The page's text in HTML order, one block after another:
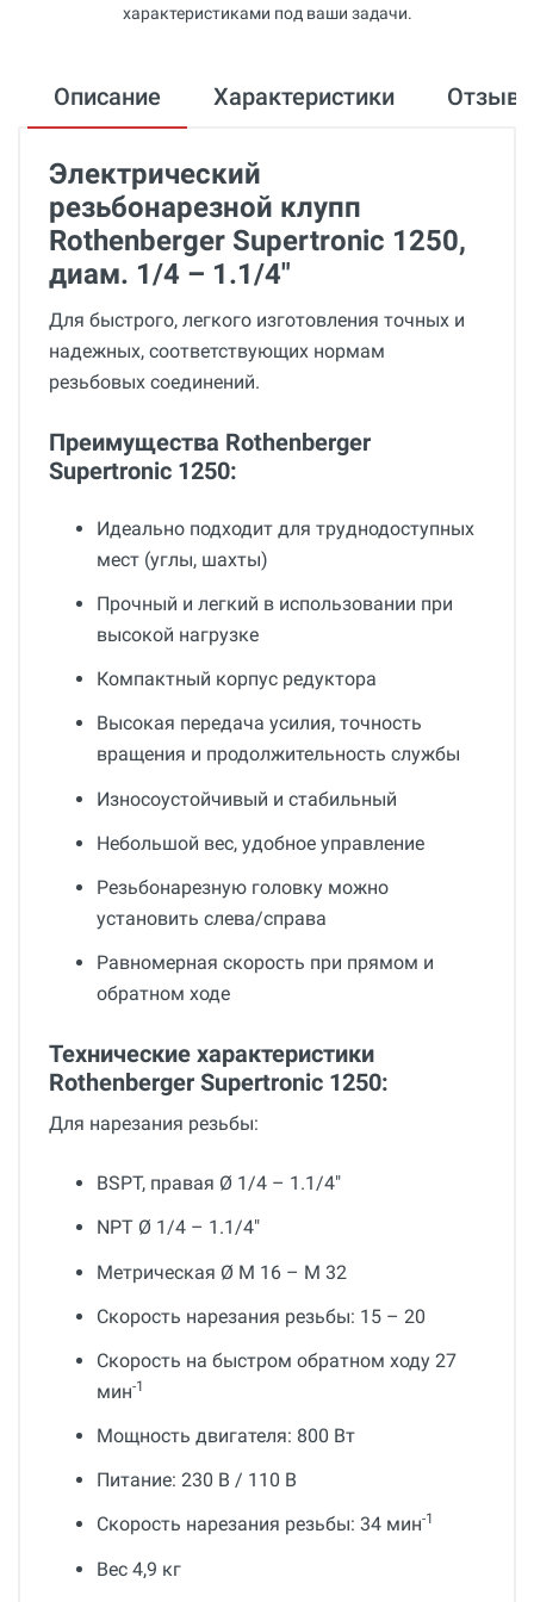
характеристиками под ваши задачи.
Описание Характеристики
Электрический
резьбонарезной клупп
Rothenberger Supertronic 1250,
диам. 1/4 – 1.1/4"
Для быстрого, легкого изготовления точных и
надежных, соответствующих нормам
резьбовых соединений.
Преимущества Rothenberger
Supertronic 1250:
Идеально подходит для труднодоступных
мест (углы, шахты)
Прочный и легкий в использовании при
высокой нагрузке
Компактный корпус редуктора
Высокая передача усилия, точность
вращения и продолжительность службы
Износоустойчивый и стабильный
Небольшой вес, удобное управление
Резьбонарезную головку можно
установить слева/справа
Равномерная скорость при прямом и
обратном ходе
Технические характеристики
Rothenberger Supertronic 1250:
Для нарезания резьбы:
BSPT, правая Ø 1/4 – 1.1/4"
NPT Ø 1/4 – 1.1/4"
Метрическая Ø М 16 – М 32
Скорость нарезания резьбы: 15 – 20
Скорость на быстром обратном ходу 27
мин-1
Мощность двигателя: 800 Вт
Питание: 230 В / 110 В
Скорость нарезания резьбы: 34 мин-1
Вес 4,9 кг